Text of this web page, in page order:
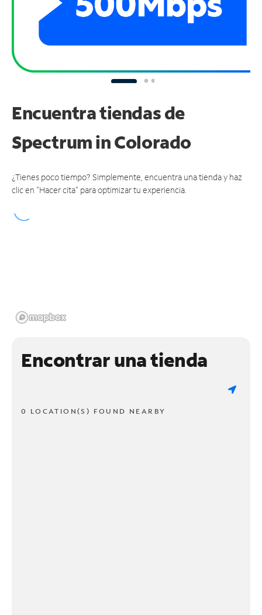
Encuentra tiendas de
Spectrumin Colorado
¿Tienes poco tiempo? Simplemente, encuentra una tienda y haz
clic en "Hacer cita" para optimizar tu experiencia.
Encontrar una tienda
0 LOCATION(S) FOUND NEARBY